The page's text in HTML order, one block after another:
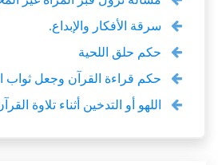
سرقة الأفكار والإبداع.
حكم حلق اللحية
حكم قراءة القرآن وجعل ثواب
اللهو أو التدخين أثناء تلاوة